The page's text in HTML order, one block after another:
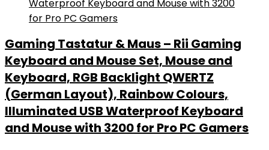
Gaming Tastatur & Maus – Rii Gaming
Keyboard and Mouse Set, Mouse and
Keyboard, RGB Backlight QWERTZ
(German Layout), Rainbow Colours,
Illuminated USB Waterproof Keyboard
and Mouse with 3200 for Pro PC Gamers